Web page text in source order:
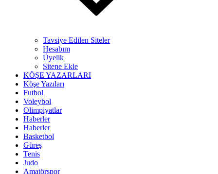
Tavsiye Edilen Siteler
Hesabım
Üyelik
Sitene Ekle
KÖŞE YAZARLARI
Köşe Yazıları
Futbol
Voleybol
Olimpiyatlar
Haberler
Haberler
Basketbol
Güreş
Tenis
Judo
Amatörspor